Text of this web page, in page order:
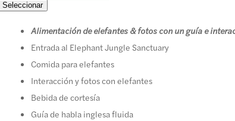
Seleccionar
Alimentación de elefantes & fotos con un guía e
Entrada al Elephant Jungle Sanctuary
Comida para elefantes
Interacción y fotos con elefantes
Bebida de cortesía
Guía de habla inglesa fluida